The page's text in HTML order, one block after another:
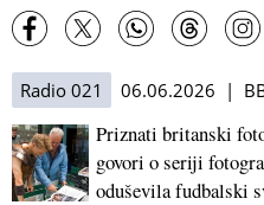
Radio 021 06.06.2026 |
Priznati britanski
govori o seriji
oduševila fudbalski